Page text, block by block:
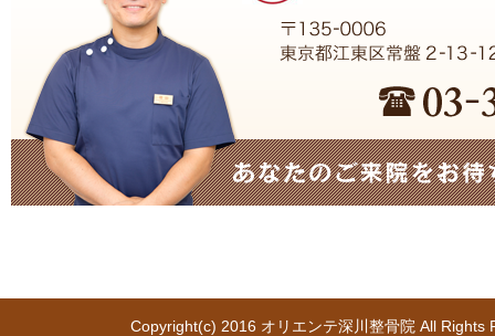
Copyright(c) 2016 オリエンテ深川整骨院 All